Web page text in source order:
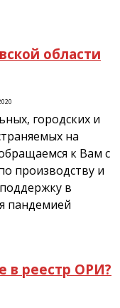
области
городских и
на
к Вам с
производству и
в
пандемией
в реестр ОРИ?